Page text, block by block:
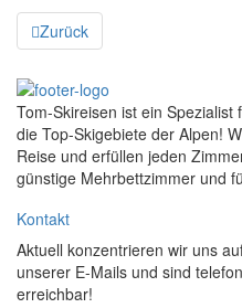
Zurück
Tom-Skireisen ist ein
die Top-Skigebiete der Alpen!
Reise und erfüllen jeden
günstige Mehrbettzimmer und
Kontakt
Aktuell konzentrieren wir uns
unserer E-Mails und sind
erreichbar!